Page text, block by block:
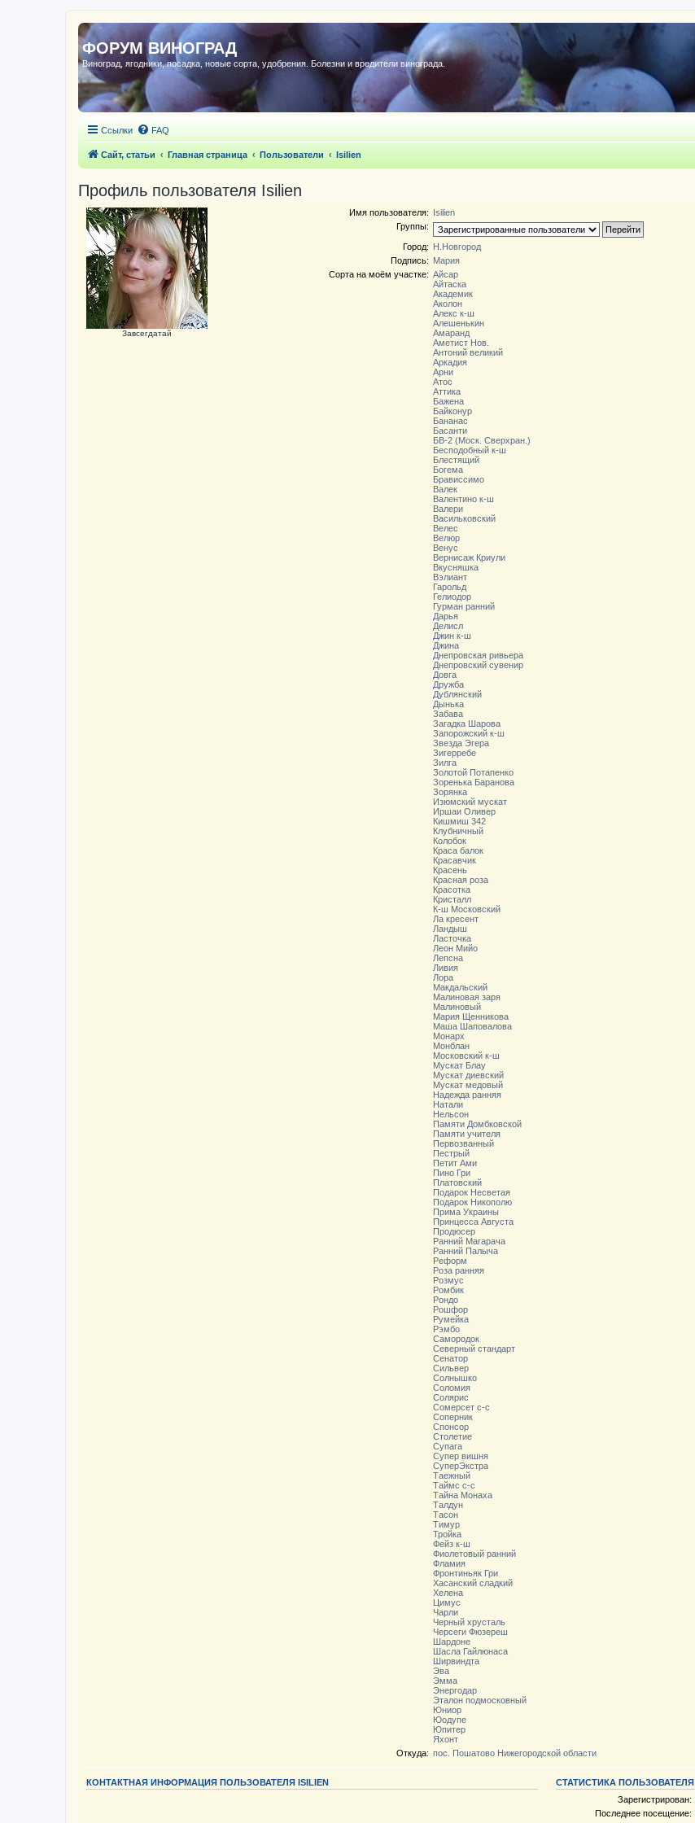
ФОРУМ ВИНОГРАД
Виноград, ягодники, посадка, новые сорта, удобрения. Болезни и вредители винограда.
Ссылки FAQ
Сайт, статьи Главная страница Пользователи Isilien
Профиль пользователя Isilien
Завсегдатай
Имя пользователя: Isilien
Группы:
Город: Н.Новгород
Подпись: Мария
Сорта на моём участке: Айсар
Айтаска
Академик
Аколон
Алекс к-ш
Алешенькин
Амаранд
Аметист Нов.
Антоний великий
Аркадия
Арни
Атос
Аттика
Бажена
Байконур
Бананас
Басанти
БВ-2 (Моск. Сверхран.)
Бесподобный к-ш
Блестящий
Богема
Брависсимо
Валек
Валентино к-ш
Валери
Васильковский
Велес
Велюр
Венус
Вернисаж Криули
Вкусняшка
Вэлиант
Гарольд
Гелиодор
Гурман ранний
Дарья
Делисл
Джин к-ш
Джина
Днепровская ривьера
Днепровский сувенир
Довга
Дружба
Дублянский
Дынька
Забава
Загадка Шарова
Запорожский к-ш
Звезда Эгера
Зигерребе
Зилга
Золотой Потапенко
Зоренька Баранова
Зорянка
Изюмский мускат
Иршаи Оливер
Кишмиш 342
Клубничный
Колобок
Краса балок
Красавчик
Красень
Красная роза
Красотка
Кристалл
К-ш Московский
Ла кресент
Ландыш
Ласточка
Леон Мийо
Лепсна
Ливия
Лора
Макдальский
Малиновая заря
Малиновый
Мария Щенникова
Маша Шаповалова
Монарх
Монблан
Московский к-ш
Мускат Блау
Мускат диевский
Мускат медовый
Надежда ранняя
Натали
Нельсон
Памяти Домбковской
Памяти учителя
Первозванный
Пестрый
Петит Ами
Пино Гри
Платовский
Подарок Несветая
Подарок Никополю
Прима Украины
Принцесса Августа
Продюсер
Ранний Магарача
Ранний Палыча
Реформ
Роза ранняя
Розмус
Ромбик
Рондо
Рошфор
Румейка
Рэмбо
Самородок
Северный стандарт
Сенатор
Сильвер
Солнышко
Соломия
Солярис
Сомерсет с-с
Соперник
Спонсор
Столетие
Супага
Супер вишня
СуперЭкстра
Таежный
Таймс с-с
Тайна Монаха
Талдун
Тасон
Тимур
Тройка
Фейз к-ш
Фиолетовый ранний
Фламия
Фронтиньяк Гри
Хасанский сладкий
Хелена
Цимус
Чарли
Черный хрусталь
Черсеги Фюзереш
Шардоне
Шасла Гайлюнаса
Ширвиндта
Эва
Эмма
Энергодар
Эталон подмосковный
Юниор
Юодупе
Юпитер
Яхонт
Откуда: пос. Пошатово Нижегородской области
КОНТАКТНАЯ ИНФОРМАЦИЯ ПОЛЬЗОВАТЕЛЯ ISILIEN
СТАТИСТИКА ПОЛЬЗОВАТЕЛЯ
Зарегистрирован:
Последнее посещение: